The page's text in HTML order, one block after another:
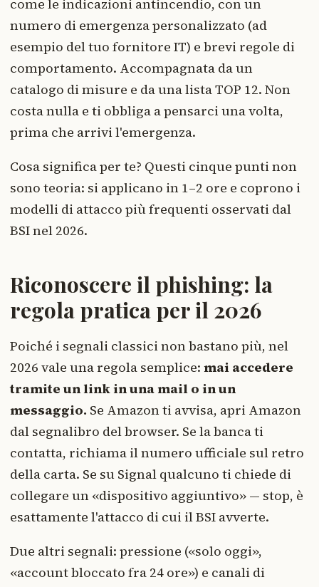
come le indicazioni antincendio, con un
numero di emergenza personalizzato (ad
esempio del tuo fornitore IT) e brevi regole di
comportamento. Accompagnata da un
catalogo di misure e da una lista TOP 12. Non
costa nulla e ti obbliga a pensarci una volta,
prima che arrivi l'emergenza.
Cosa significa per te? Questi cinque punti non
sono teoria: si applicano in 1–2 ore e coprono i
modelli di attacco più frequenti osservati dal
BSI nel 2026.
Riconoscere il phishing: la
regola pratica per il 2026
Poiché i segnali classici non bastano più, nel
2026 vale una regola semplice: mai accedere
tramite un link in una mail o in un
messaggio. Se Amazon ti avvisa, apri Amazon
dal segnalibro del browser. Se la banca ti
contatta, richiama il numero ufficiale sul retro
della carta. Se su Signal qualcuno ti chiede di
collegare un «dispositivo aggiuntivo» — stop, è
esattamente l'attacco di cui il BSI avverte.
Due altri segnali: pressione («solo oggi»,
«account bloccato fra 24 ore») e canali di